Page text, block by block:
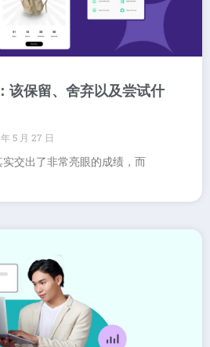
该保留、舍弃以及尝试什
5 月 27 日
实交出了非常亮眼的成绩，而